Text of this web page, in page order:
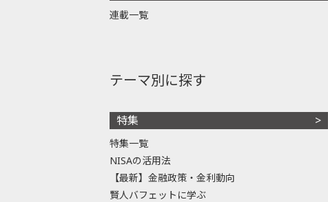
連載一覧
テーマ別に探す
特集
特集一覧
NISAの活用法
【最新】金融政策・金利動向
賢人バフェットに学ぶ